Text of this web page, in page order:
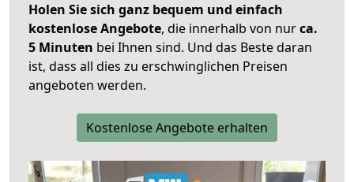
Holen Sie sich ganz bequem und einfach
kostenlose Angebote, die innerhalb von nurca.
5 Minuten bei Ihnen sind. Und das Beste daran
ist, dass all dies zu erschwinglichen Preisen
angeboten werden.
Kostenlose Angebote erhalten